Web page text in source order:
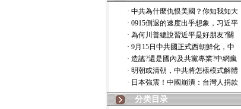
· 中共為什麼仇恨美國？你知我知大
· 0915倒退的速度出乎想象，习近平
· 為何川普總說習近平是好朋友?關
· 9月15日中共國正式西朝鮮化，中
· 造謠?還是國內及共黨專業?中網瘋
· 明朝或清朝，中共將怎樣模式解體
· 日本強震！中國崩潰：台灣人捐款
分类目录